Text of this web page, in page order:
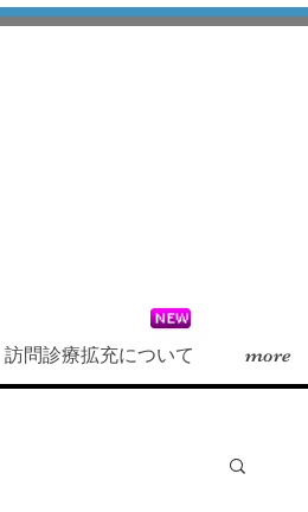
訪問診療拡充について more